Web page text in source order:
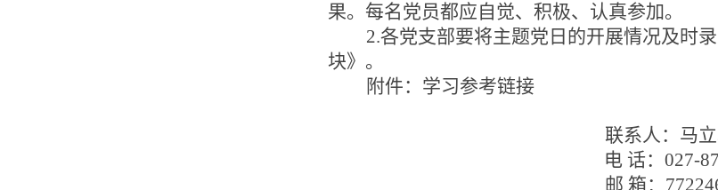
果。 每名党员都应自觉、积极、认真参加。
2.各党支部要将主题党日的开展情况及时
块》。
附件：学习参考链接
联系人：马
电 话：027-
邮 箱：